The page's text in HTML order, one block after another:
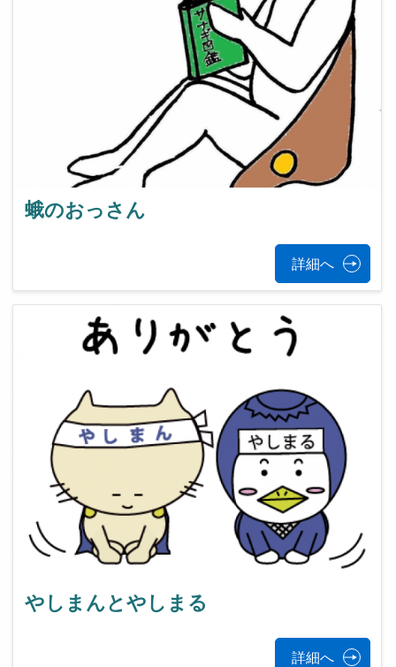
蛾のおっさん
詳細へ
やしまんとやしまる
詳細へ